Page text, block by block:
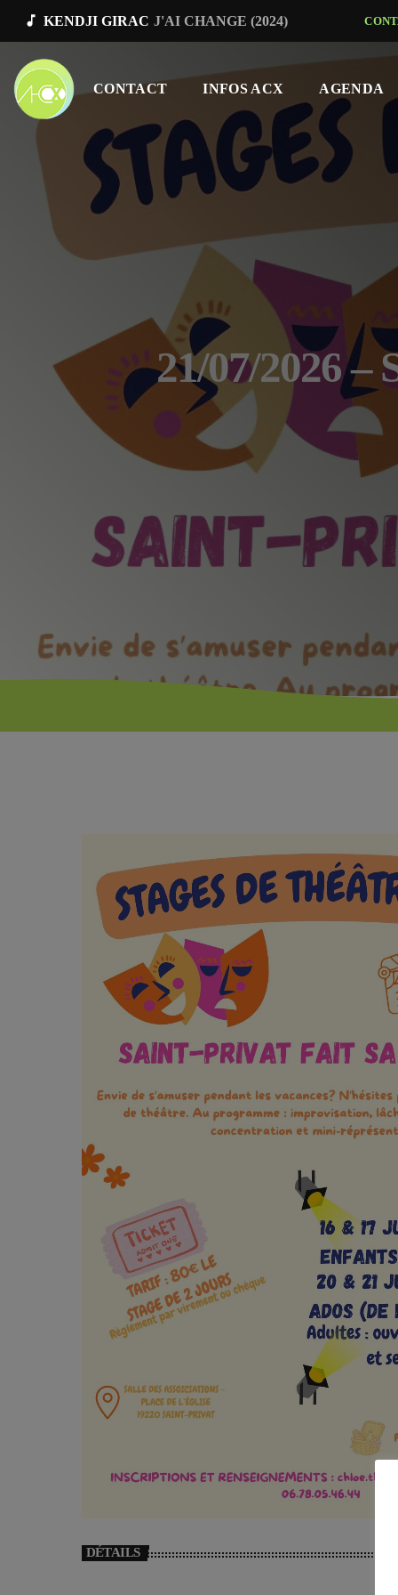
music_note KENDJI GIRAC J'AI CHANGE (2024)
CONTACT INFOS ACX AGENDA
21/07/2026
DÉTAILS